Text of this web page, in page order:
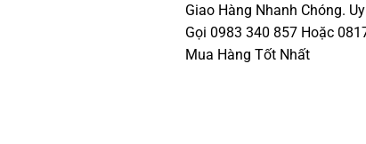
Giao Hàng Nhanh Chóng.
Gọi 0983 340 857 Hoặc
Mua Hàng Tốt Nhất